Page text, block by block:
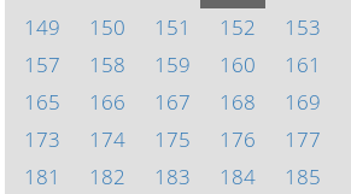
149
150 151 152 153
157
158 159 160 161
165
166 167 168 169
173
174 175 176 177
181
182 183 184 185